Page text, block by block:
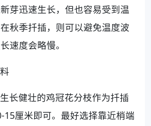
芽迅速生长，但也容易受到温
秋季扦插，则可以避免温度波
速度会略慢。
长健壮的鸡冠花分枝作为扦插
15厘米即可。最好选择靠近梢端